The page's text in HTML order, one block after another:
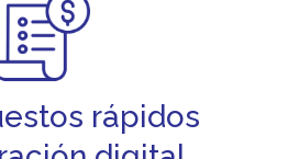
rápidos